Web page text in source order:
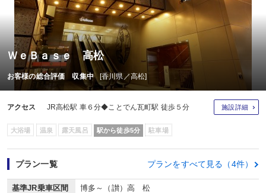
ＷｅＢａｓｅ 高松
お客様の総合評価 収集中 [香川県／高松]
アクセス JR高松駅 車６分◆ことでん瓦町駅 徒歩５分 施設詳細
大浴場 温泉 露天風呂 駅から徒歩5分 駐車場
プラン一覧 プランをすべて見る（4件）
基準JR乗車区間 博多～（讃）高 松